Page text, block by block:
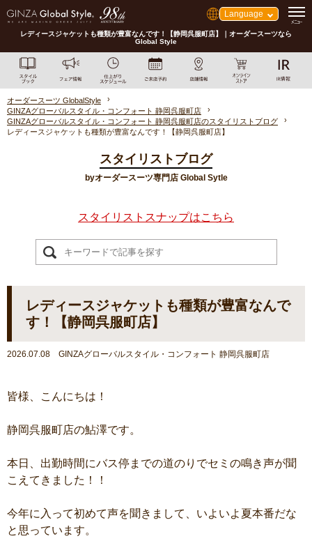
Language
レディースジャケットも種類が豊富なんです！【静岡呉服町店】｜オーダースーツなら
Global Style
オーダースーツ GlobalStyle
GINZAグローバルスタイル・コンフォート 静岡呉服町店
GINZAグローバルスタイル・コンフォート 静岡呉服町店のスタイリストブログ
レディースジャケットも種類が豊富なんです！【静岡呉服町店】
スタイリストブログ
byオーダースーツ専門店 Global Sytle
スタイリストスナップはこちら
レディースジャケットも種類が豊富なんで
す！【静岡呉服町店】
2026.07.08 GINZAグローバルスタイル・コンフォート 静岡呉服町店
皆様、こんにちは！
静岡呉服町店の鮎澤です。
本日、出勤時間にバス停までの道のりでセミの鳴き声が聞
こえてきました！！
今年に入って初めて声を聞きまして、いよいよ夏本番だな
と思っています。